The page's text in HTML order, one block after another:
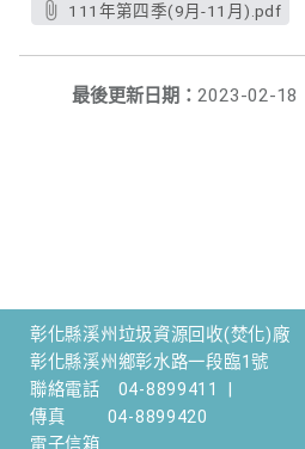
111年第四季(9月-11月).pdf
最後更新日期： 2023-02-18
彰化縣溪州垃圾資源回收(焚化)廠
彰化縣溪州鄉彰水路一段臨1號
聯絡電話
04-8899411
傳真
04-8899420
電子信箱